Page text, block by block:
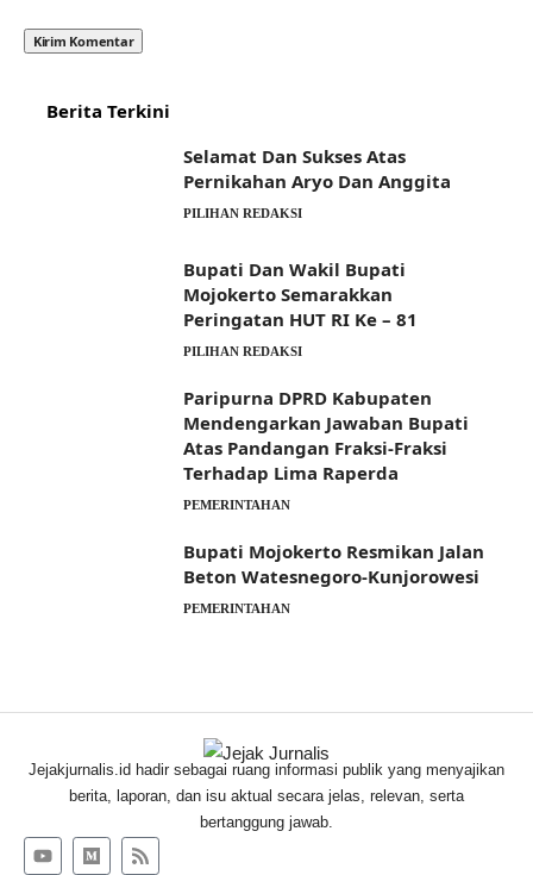
Berita Terkini
Selamat Dan Sukses Atas
Pernikahan Aryo Dan Anggita
PILIHAN REDAKSI
Bupati Dan Wakil Bupati
Mojokerto Semarakkan
Peringatan HUT RI Ke – 81
PILIHAN REDAKSI
Paripurna DPRD Kabupaten
Mendengarkan Jawaban Bupati
Atas Pandangan Fraksi-Fraksi
Terhadap Lima Raperda
PEMERINTAHAN
Bupati Mojokerto Resmikan Jalan
Beton Watesnegoro-Kunjorowesi
PEMERINTAHAN
Jejakjurnalis.id hadir sebagai ruang informasi publik yang menyajikan
berita, laporan, dan isu aktual secara jelas, relevan, serta
bertanggung jawab.